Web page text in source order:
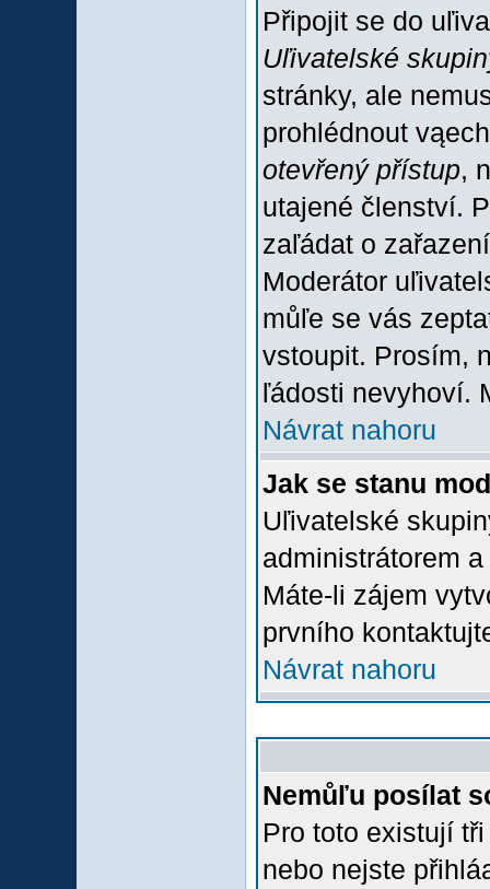
Připojit se do
Uľivatelské
stránky, ale
prohlédnout
otevřený přístup,
utajené členství.
zaľádat o
Moderátor
můľe se vás
vstoupit. Prosím,
ľádosti nevyhoví.
Návrat nahoru
Jak se stanu
Uľivatelské
administrátorem
Máte-li zájem
prvního
Návrat nahoru
Nemůľu posílat
Pro toto existují
nebo nejste